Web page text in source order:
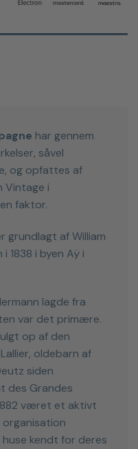
har gennem
såvel
og opfattes af
Vintage i
faktor.
grundlagt af William
1838 i byen Aÿ i
lagde fra
var det primære.
op af den
oldebarn af
siden
des Grandes
været et aktivt
organisation
kendt for deres